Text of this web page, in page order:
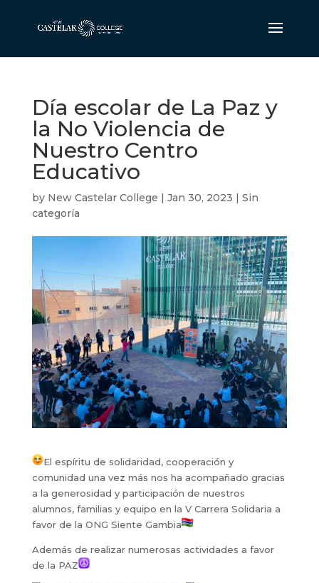
Día escolar de La Paz y
la No Violencia de
Nuestro Centro
Educativo
by New Castelar College | Jan 30, 2023 | Sin
categoría
El espíritu de solidaridad, cooperación y
comunidad una vez más nos ha acompañado gracias
a la generosidad y participación de nuestros
alumnos, familias y equipo en la V Carrera Solidaria a
favor de la ONG Siente Gambia
Además de realizar numerosas actividades a favor
de la PAZ